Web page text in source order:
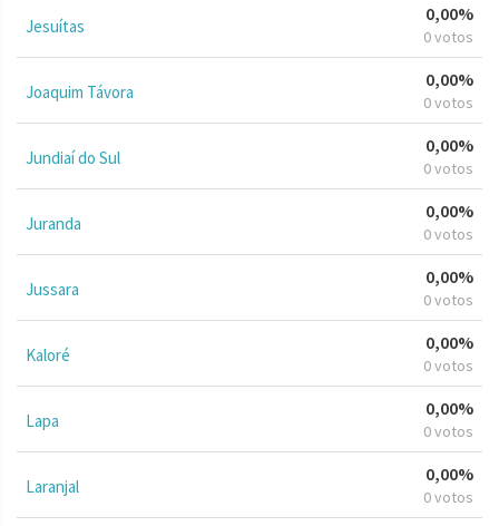
Jesuítas
0,00%
0 votos
Joaquim Távora
0,00%
0 votos
Jundiaí do Sul
0,00%
0 votos
Juranda
0,00%
0 votos
Jussara
0,00%
0 votos
Kaloré
0,00%
0 votos
Lapa
0,00%
0 votos
Laranjal
0,00%
0 votos